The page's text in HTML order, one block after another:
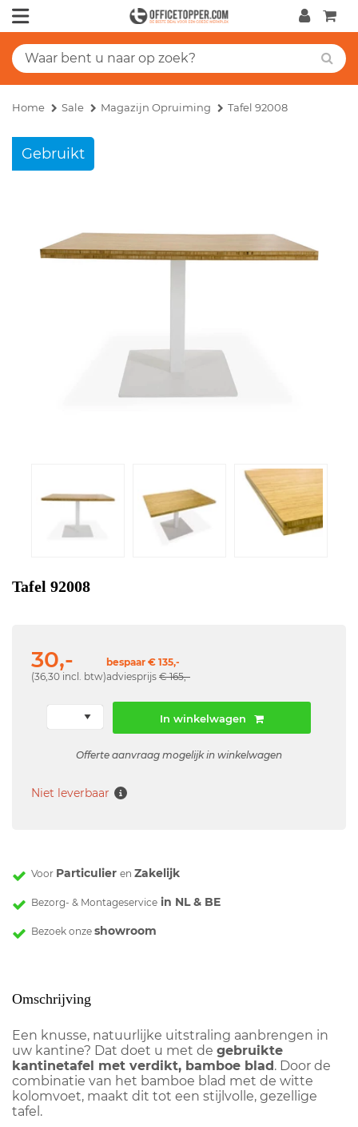
Home Sale Magazijn Opruiming Tafel 92008
Gebruikt
Tafel 92008
30,-
(36,30 incl. btw)
bespaar € 135,-
adviesprijs € 165,-
In winkelwagen
Offerte aanvraag mogelijk in winkelwagen
Niet leverbaar
Voor Particulier en Zakelijk
Bezorg- & Montageservice in NL & BE
Bezoek onze showroom
Omschrijving
Een knusse, natuurlijke uitstraling aanbrengen in
uw kantine? Dat doet u met de gebruikte
kantinetafel met verdikt, bamboe blad. Door de
combinatie van het bamboe blad met de witte
kolomvoet, maakt dit tot een stijlvolle, gezellige
tafel.